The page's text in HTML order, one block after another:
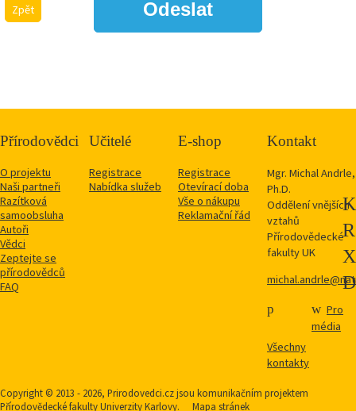
Zpět
Přírodovědci
O projektu
Naši partneři
Razítková
samoobsluha
Autoři
Vědci
Zeptejte se
přírodovědců
FAQ
Učitelé
Registrace
Nabídka služeb
E-shop
Registrace
Otevírací doba
Vše o nákupu
Reklamační řád
Kontakt
Mgr. Michal Andrle,
Ph.D.
Oddělení vnějších
vztahů
Přírodovědecké
fakulty UK
Všechny
kontakty
Pro
média
Copyright © 2013 - 2026, Prirodovedci.cz jsou komunikačním projektem
Přírodovědecké fakultyUniverzity Karlovy. Mapa stránek